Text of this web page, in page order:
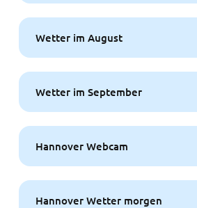
Wetter im August
Wetter im September
Hannover Webcam
Hannover Wetter morgen